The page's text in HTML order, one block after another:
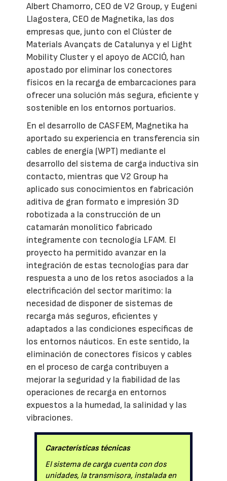
Albert Chamorro, CEO de V2 Group, y Eugeni
Llagostera, CEO de Magnetika, las dos
empresas que, junto con el Clúster de
Materials Avançats de Catalunya y el Light
Mobility Cluster y el apoyo de ACCIÓ, han
apostado por eliminar los conectores
físicos en la recarga de embarcaciones para
ofrecer una solución más segura, eficiente y
sostenible en los entornos portuarios.
En el desarrollo de CASFEM, Magnetika ha
aportado su experiencia en transferencia sin
cables de energía (WPT) mediante el
desarrollo del sistema de carga inductiva sin
contacto, mientras que V2 Group ha
aplicado sus conocimientos en fabricación
aditiva de gran formato e impresión 3D
robotizada a la construcción de un
catamarán monolítico fabricado
íntegramente con tecnología LFAM. El
proyecto ha permitido avanzar en la
integración de estas tecnologías para dar
respuesta a uno de los retos asociados a la
electrificación del sector marítimo: la
necesidad de disponer de sistemas de
recarga más seguros, eficientes y
adaptados a las condiciones específicas de
los entornos náuticos. En este sentido, la
eliminación de conectores físicos y cables
en el proceso de carga contribuyen a
mejorar la seguridad y la fiabilidad de las
operaciones de recarga en entornos
expuestos a la humedad, la salinidad y las
vibraciones.
Características técnicas
El sistema de carga cuenta con dos
unidades, la transmisora, instalada en